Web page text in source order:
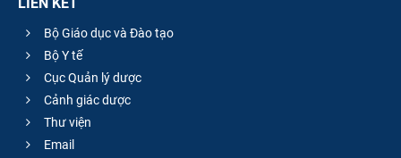
LIÊN KẾT
Bộ Giáo dục và Đào tạo
Bộ Y tế
Cục Quản lý dược
Cảnh giác dược
Thư viện
Email